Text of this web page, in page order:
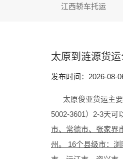
江西轿车托运
太原到涟源货运
发布时间：2026-08-
太原俊亚货运主要
5002-3601）2-3天可
市、常德市、张家界
州。 16个县级市：